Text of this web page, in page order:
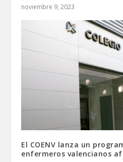
noviembre 9, 2023
El COENV lanza un
enfermeros valencianos